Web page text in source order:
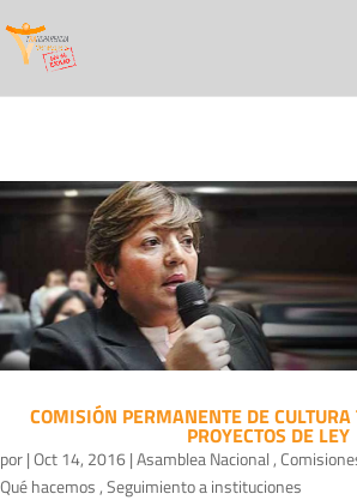
COMISIÓN PERMANENTE DE
PROYECTOS DE LEY
por|Oct 14, 2016|Asamblea Nacional ,
Qué hacemos ,Seguimiento a instituciones